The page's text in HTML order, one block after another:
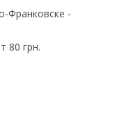
Франковске -
80 грн.